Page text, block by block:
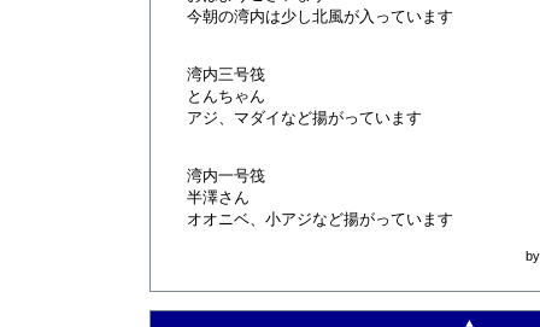
今朝の湾内は少し北風が入っています
湾内三号筏
とんちゃん
アジ、マダイなど揚がっています
湾内一号筏
半澤さん
オオニベ、小アジなど揚がっています
▲